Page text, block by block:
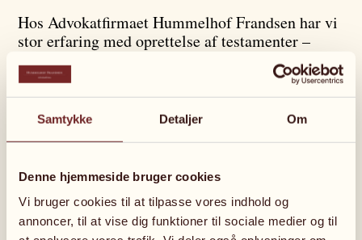
Samtykke Detaljer Om
Denne hjemmeside bruger cookies
Vi bruger cookies til at tilpasse vores indhold og
annoncer, til at vise dig funktioner til sociale medier og til
Hos Advokatfirmaet Hummelhof Frandsen har vi
stor erfaring med oprettelse af testamenter –
både enkle og mere komplekse. Vi rådgiver dig
om dine muligheder ud fra netop din situation og
sørger for, at testamentet overholder reglerne i
arveloven og anden relevant lovgivning.
Vi hjælper blandt andet med:
Udarbejdelse og tilpasning af individuelle og
gensidige testamenter
Rådgivning om særeje, boafgift og 30 %-